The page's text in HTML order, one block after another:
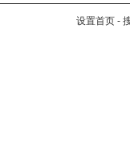
设置首页 -